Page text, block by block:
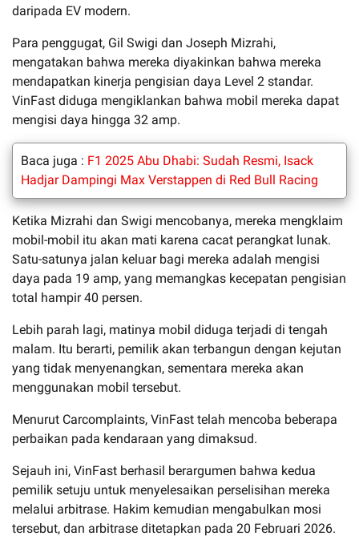
daripada EV modern.
Para penggugat, Gil Swigi dan Joseph Mizrahi,
mengatakan bahwa mereka diyakinkan bahwa mereka
mendapatkan kinerja pengisian daya Level 2 standar.
VinFast diduga mengiklankan bahwa mobil mereka dapat
mengisi daya hingga 32 amp.
Baca juga : F1 2025 Abu Dhabi: Sudah Resmi, Isack
Hadjar Dampingi Max Verstappen di Red Bull Racing
Ketika Mizrahi dan Swigi mencobanya, mereka mengklaim
mobil-mobil itu akan mati karena cacat perangkat lunak.
Satu-satunya jalan keluar bagi mereka adalah mengisi
daya pada 19 amp, yang memangkas kecepatan pengisian
total hampir 40 persen.
Lebih parah lagi, matinya mobil diduga terjadi di tengah
malam. Itu berarti, pemilik akan terbangun dengan kejutan
yang tidak menyenangkan, sementara mereka akan
menggunakan mobil tersebut.
Menurut Carcomplaints, VinFast telah mencoba beberapa
perbaikan pada kendaraan yang dimaksud.
Sejauh ini, VinFast berhasil berargumen bahwa kedua
pemilik setuju untuk menyelesaikan perselisihan mereka
melalui arbitrase. Hakim kemudian mengabulkan mosi
tersebut, dan arbitrase ditetapkan pada 20 Februari 2026.